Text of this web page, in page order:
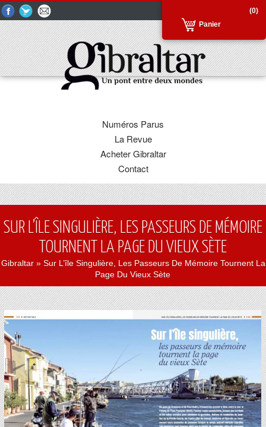
(0)
Panier
Numéros Parus
La Revue
Acheter Gibraltar
Contact
SUR L’ÎLE SINGULIÈRE, LES PASSEURS DE MÉMOIRE
TOURNENT LA PAGE DU VIEUX SÈTE
Gibraltar» Sur L’île Singulière, Les Passeurs De Mémoire Tournent La
Page Du Vieux Sète